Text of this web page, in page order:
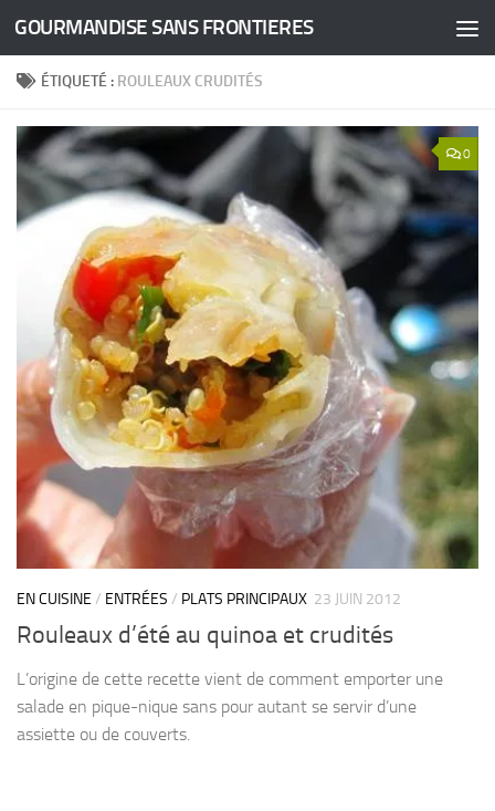
Skip to content
GOURMANDISE SANS FRONTIERES
ÉTIQUETÉ : ROULEAUX CRUDITÉS
0
EN CUISINE / ENTRÉES / PLATS PRINCIPAUX 23 JUIN 2012
Rouleaux d’été au quinoa et crudités
L’origine de cette recette vient de comment emporter une
salade en pique-nique sans pour autant se servir d’une
assiette ou de couverts.